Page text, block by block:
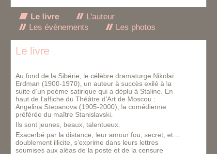
Le livre
L'auteur
Les événements
Les photos
Le livre
Au fond de la Sibérie, le célèbre dramaturge Nikolaï
Erdman (1900-1970), un auteur à succès exilé à la
suite d’un poème satirique qui a déplu à Staline. En
haut de l’affiche du Théâtre d’Art de Moscou :
Angelina Stepanova (1905-2000), la comédienne
préférée du maître Stanislavski.
Ils sont jeunes, beaux, talentueux.
Exacerbé par la distance, leur amour fou, secret, et…
doublement illicite, s’exprime dans leurs lettres
soumises aux aléas de la poste et de la censure